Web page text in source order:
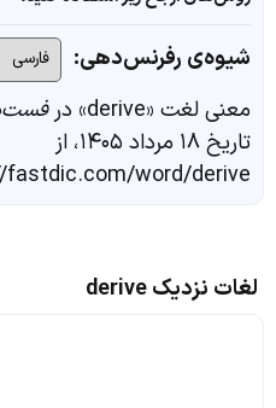
شیوه‌ی رفرنس‌دهی:
معنی لغت «derive» در
تاریخ ۱۸ مرداد ۱۴۰۵، از
word/derive
لغات نزدیک derive